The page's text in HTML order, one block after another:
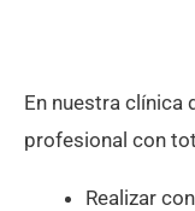
En nuestra clínica
profesional con
Realizar